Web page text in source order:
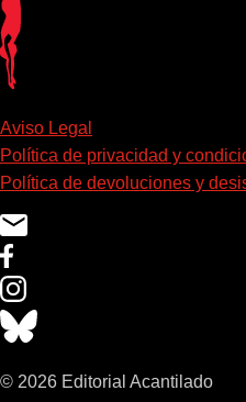
Aviso Legal
Política de privacidad y
Política de devoluciones y
© 2026 Editorial Acantilado